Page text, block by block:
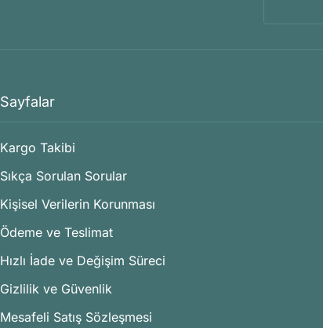
Sayfalar
Kargo Takibi
Sıkça Sorulan Sorular
Kişisel Verilerin Korunması
Ödeme ve Teslimat
Hızlı İade ve Değişim Süreci
Gizlilik ve Güvenlik
Mesafeli Satış Sözleşmesi